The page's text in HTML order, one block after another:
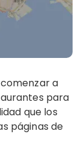
para
que los
páginas de